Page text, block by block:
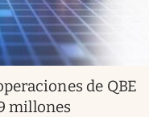
de QBE
millones